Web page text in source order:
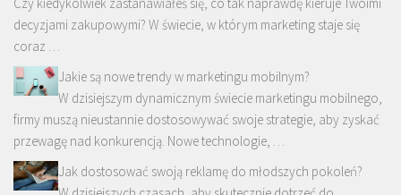
decyzjami zakupowymi? W świecie, w którym marketing staje się
coraz …
Jakie są nowe trendy w marketingu mobilnym?
W dzisiejszym dynamicznym świecie marketingu mobilnego,
firmy muszą nieustannie dostosowywać swoje strategie, aby zyskać
przewagę nad konkurencją. Nowe technologie, …
Jak dostosować swoją reklamę do młodszych pokoleń?